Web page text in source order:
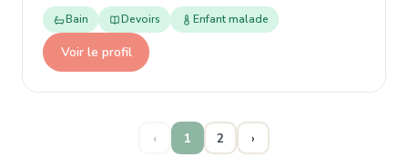
Bain Devoirs Enfant malade
Voir le profil
‹ 1 2 ›